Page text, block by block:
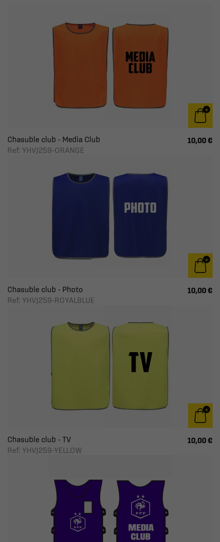
Chasuble club - Media Club
Ref: YHVJ259-ORANGE
10,00 €
Chasuble club - Photo
Ref: YHVJ259-ROYALBLUE
10,00 €
Chasuble club - TV
Ref: YHVJ259-YELLOW
10,00 €